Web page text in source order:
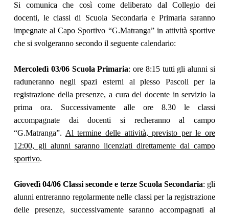
Si comunica che così come deliberato dal Collegio dei
docenti, le classi di Scuola Secondaria e Primaria saranno
impegnate al Capo Sportivo “G.Matranga” in attività sportive
che si svolgeranno secondo il seguente calendario:
Mercoledì 03/06 Scuola Primaria: ore 8:15 tutti gli alunni si
raduneranno negli spazi esterni al plesso Pascoli per la
registrazione della presenze, a cura del docente in servizio la
prima ora. Successivamente alle ore 8.30 le classi
accompagnate dai docenti si recheranno al campo
“G.Matranga”. Al termine delle attività, previsto per le ore
12:00, gli alunni saranno licenziati direttamente dal campo
sportivo.
Giovedì 04/06 Classi seconde e terze Scuola Secondaria: gli
alunni entreranno regolarmente nelle classi per la registrazione
delle presenze, successivamente saranno accompagnati al